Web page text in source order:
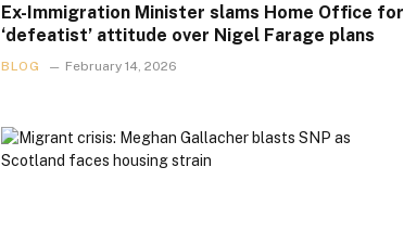
Ex-Immigration Minister slams Home Office for
‘defeatist’ attitude over Nigel Farage plans
BLOG February 14, 2026